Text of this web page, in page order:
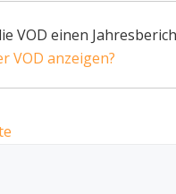
VOD einen
VOD anzeigen?